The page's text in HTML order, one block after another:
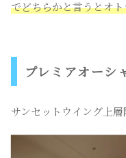
でどちらかと言うとオ
プレミアオーシ
サンセットウイング上